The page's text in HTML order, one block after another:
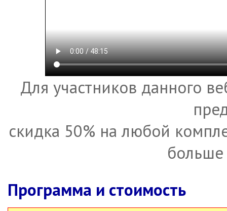
Для участников данного
скидка 50% на любой
больше
Программа и стоимость